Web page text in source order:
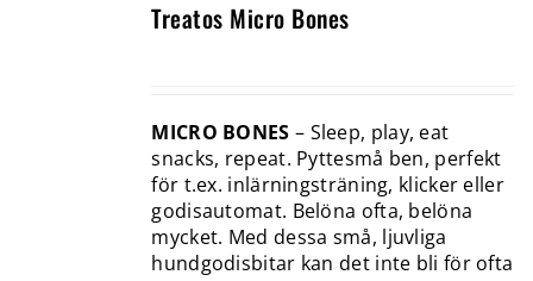
Treatos Micro Bones
MICRO BONES – Sleep, play, eat
snacks, repeat. Pyttesmå ben, perfekt
för t.ex. inlärningsträning, klicker eller
godisautomat. Belöna ofta, belöna
mycket. Med dessa små, ljuvliga
hundgodisbitar kan det inte bli för ofta